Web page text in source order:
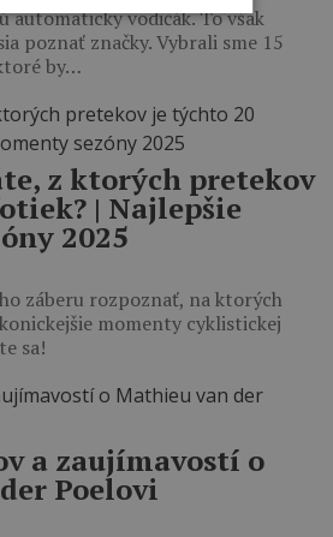
automaticky vodičák. To však
poznať značky. Vybrali sme 15
by…
z ktorých pretekov
| Najlepšie
2025
záberu rozpoznať, na ktorých
momenty cyklistickej
sa!
a zaujímavostí o
Poelovi